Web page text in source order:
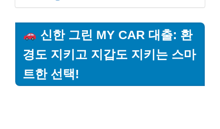
신한 그린 MY CAR 대출: 환
경도 지키고 지갑도 지키는 스마
트한 선택!